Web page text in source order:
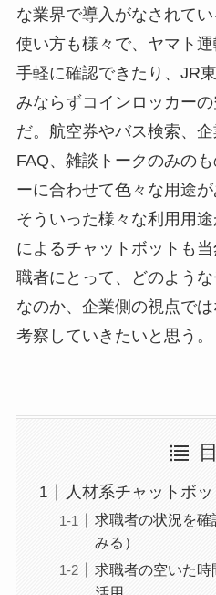
な業界で導入がなされてい
使い方も様々で、ヤマト
手軽に確認できたり、JR
みならずコインロッカー
だ。航空券やバス検索、
FAQ、雑談トークのみの
ーに合わせて色々な用途が
そういった様々な利用用
によるチャットボットも
職者にとって、どのよう
なのか、企業側の視点で
考察していきたいと思う。
人材系チャットボッ
求職者の状況を確
みる）
求職者の空いた